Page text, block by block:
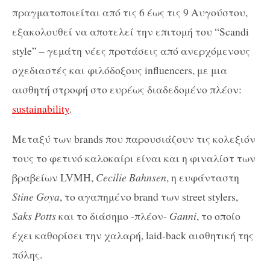
πραγματοποιείται από τις 6 έως τις 9 Αυγούστου,
εξακολουθεί να αποτελεί την επιτομή του “Scandi
style” – γεμάτη νέες προτάσεις από ανερχόμενους
σχεδιαστές και φιλόδοξους influencers, με μια
αισθητή στροφή στο ευρέως διαδεδομένο πλέον:
sustainability.
Μεταξύ των brands που παρουσιάζουν τις κολεξιόν
τους το φετινό καλοκαίρι είναι και η φιναλίστ των
βραβείων LVMH, Cecilie Bahnsen, η ευφάνταστη
Stine Goya, το αγαπημένο brand των street stylers,
Saks Pottsκαι το διάσημο -πλέον- Ganni, το οποίο
έχει καθορίσει την χαλαρή, laid-back αισθητική της
πόλης.